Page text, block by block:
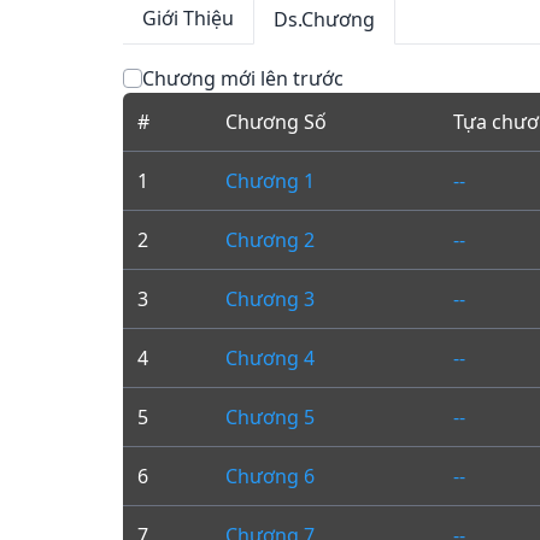
Giới Thiệu Ds.Chương
Chương mới lên trước
#
Chương Số Tựa
1 Chương 1 --
2 Chương 2 --
3 Chương 3 --
4 Chương 4 --
5 Chương 5 --
6 Chương 6 --